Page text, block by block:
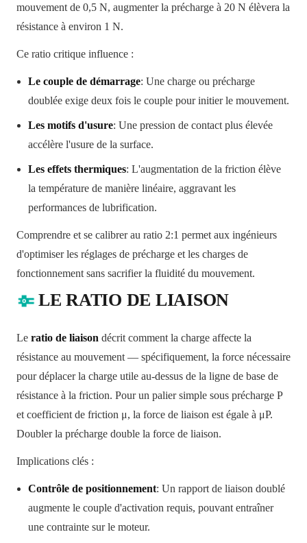
mouvement de 0,5 N, augmenter la précharge à 20 N élèvera la
résistance à environ 1 N.
Ce ratio critique influence :
Le couple de démarrage: Une charge ou précharge
doublée exige deux fois le couple pour initier le mouvement.
Les motifs d'usure: Une pression de contact plus élevée
accélère l'usure de la surface.
Les effets thermiques: L'augmentation de la friction élève
la température de manière linéaire, aggravant les
performances de lubrification.
Comprendre et se calibrer au ratio 2:1 permet aux ingénieurs
d'optimiser les réglages de précharge et les charges de
fonctionnement sans sacrifier la fluidité du mouvement.
LE RATIO DE LIAISON
Le ratio de liaison décrit comment la charge affecte la
résistance au mouvement — spécifiquement, la force nécessaire
pour déplacer la charge utile au-dessus de la ligne de base de
résistance à la friction. Pour un palier simple sous précharge P
et coefficient de friction μ, la force de liaison est égale à μP.
Doubler la précharge double la force de liaison.
Implications clés :
Contrôle de positionnement: Un rapport de liaison doublé
augmente le couple d'activation requis, pouvant entraîner
une contrainte sur le moteur.